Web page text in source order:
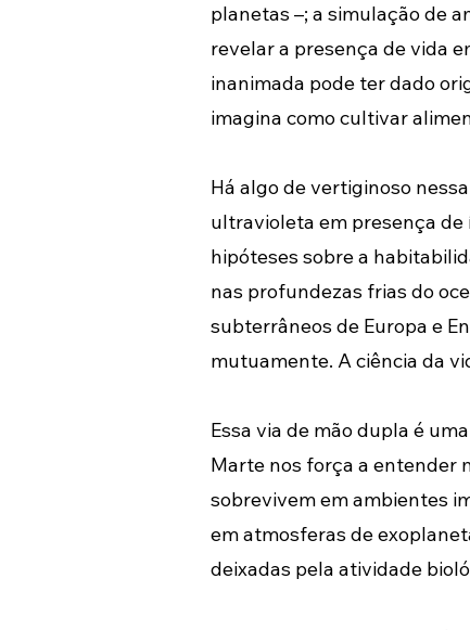
planetas –; a simulação de
revelar a presença de vida
inanimada pode ter dado
imagina como cultivar
Há algo de vertiginoso
ultravioleta em presença
hipóteses sobre a
nas profundezas frias do
subterrâneos de Europa e
mutuamente. A ciência da
Essa via de mão dupla é
Marte nos força a entender
sobrevivem em ambientes
em atmosferas de
deixadas pela atividade